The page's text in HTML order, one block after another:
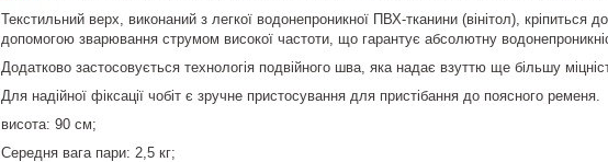
Текстильний верх, виконаний з легкої водонепроникної ПВХ-тканини (вінітол), кріпиться
допомогою зварювання струмом високої частоти, що гарантує абсолютну
Додатково застосовується технологія подвійного шва, яка надає взуттю ще більшу
Для надійної фіксації чобіт є зручне пристосування для пристібання до поясного ременя.
висота: 90 см;
Середня вага пари: 2,5 кг;